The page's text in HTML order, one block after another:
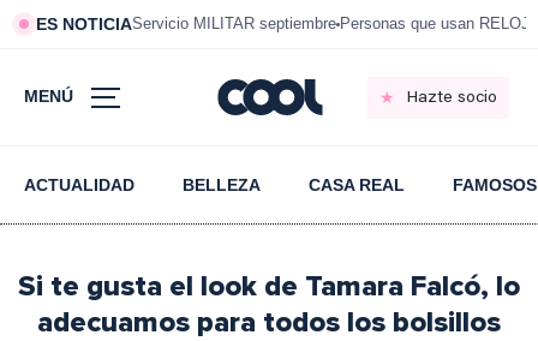
ES NOTICIAServicio MILITAR septiembre Personas que usan RELOJ
MENÚ Hazte socio
ACTUALIDAD BELLEZA CASA REAL FAMOSOS
Si te gusta el look de Tamara Falcó, lo
adecuamos para todos los bolsillos